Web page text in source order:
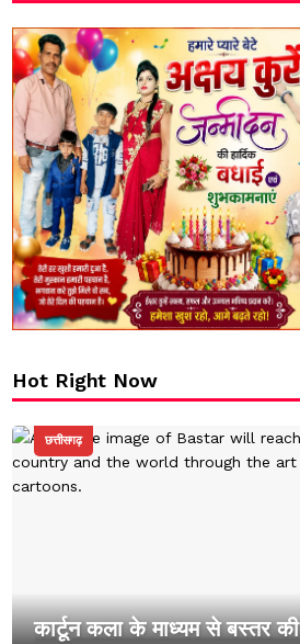
Hot Right Now
छत्तीसगढ़
कार्टून कला के माध्यम से बस्तर की